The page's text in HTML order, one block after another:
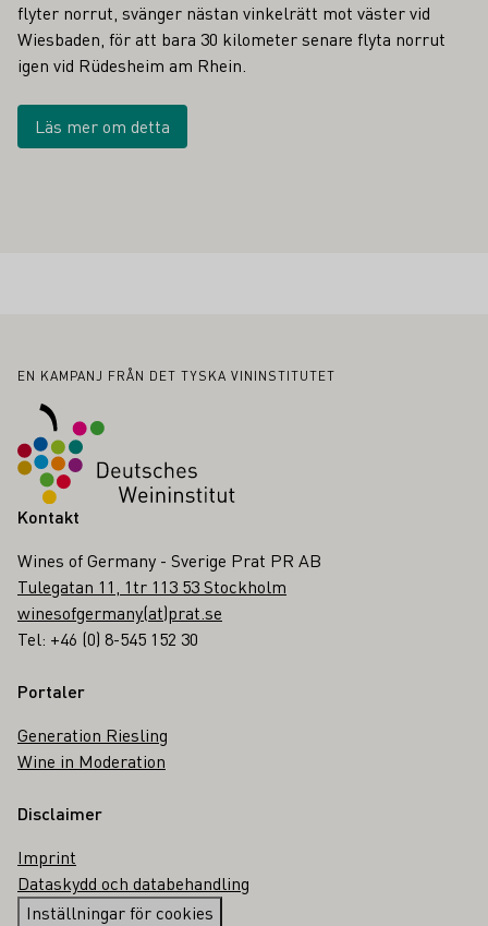
flyter norrut, svänger nästan vinkelrätt mot väster vid
Wiesbaden, för att bara 30 kilometer senare flyta norrut
igen vid Rüdesheim am Rhein.
Läs mer om detta
Sidfot
EN KAMPANJ FRÅN DET TYSKA VININSTITUTET
Kontakt
Wines of Germany - Sverige Prat PR AB
Tulegatan 11, 1tr 113 53 Stockholm
winesofgermany(at)prat.se
Tel: +46 (0) 8-545 152 30
Portaler
Generation Riesling
Wine in Moderation
Disclaimer
Imprint
Dataskydd och databehandling
Inställningar för cookies